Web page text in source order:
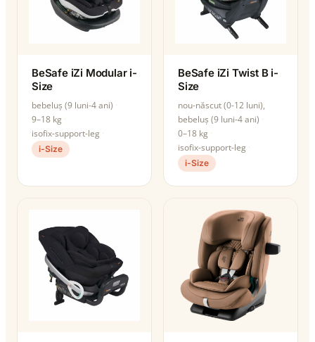
BeSafe iZi Modular i-
Size
bebeluș (9 luni-4 ani)
9–18 kg
isofix-support-leg
i-Size
BeSafe iZi Twist B i-
Size
nou-născut (0-12 luni),
bebeluș (9 luni-4 ani)
0–18 kg
isofix-support-leg
i-Size